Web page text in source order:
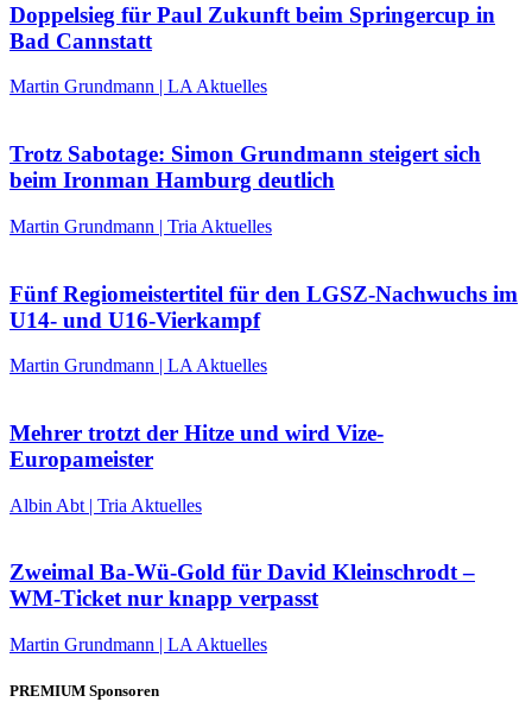
Doppelsieg für Paul Zukunft beim Springercup in
Bad Cannstatt
Martin Grundmann | LA Aktuelles
Trotz Sabotage: Simon Grundmann steigert sich
beim Ironman Hamburg deutlich
Martin Grundmann | Tria Aktuelles
Fünf Regiomeistertitel für den LGSZ-Nachwuchs im
U14- und U16-Vierkampf
Martin Grundmann | LA Aktuelles
Mehrer trotzt der Hitze und wird Vize-
Europameister
Albin Abt | Tria Aktuelles
Zweimal Ba-Wü-Gold für David Kleinschrodt –
WM-Ticket nur knapp verpasst
Martin Grundmann | LA Aktuelles
PREMIUM Sponsoren